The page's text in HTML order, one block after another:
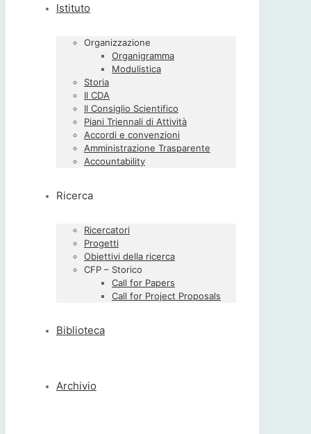
Istituto
Organizzazione
Organigramma
Modulistica
Storia
Il CDA
Il Consiglio Scientifico
Piani Triennali di Attività
Accordi e convenzioni
Amministrazione Trasparente
Accountability
Ricerca
Ricercatori
Progetti
Obiettivi della ricerca
CFP – Storico
Call for Papers
Call for Project Proposals
Biblioteca
Archivio